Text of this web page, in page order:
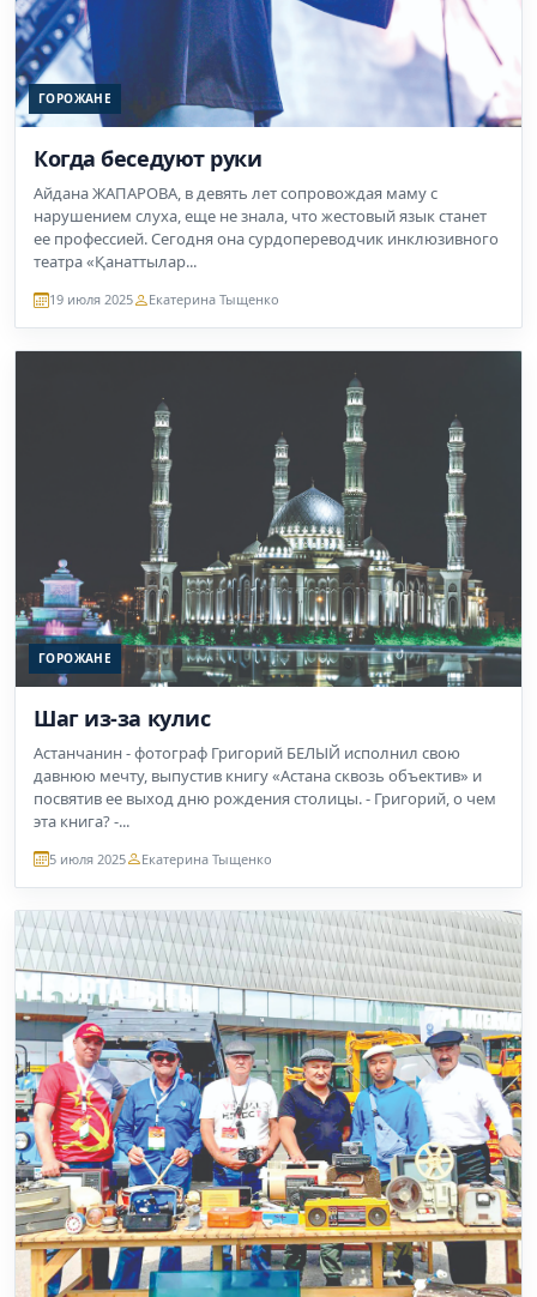
ГОРОЖАНЕ
Когда беседуют руки
Айдана ЖАПАРОВА, в девять лет сопровождая маму с
нарушением слуха, еще не знала, что жестовый язык станет
ее профессией. Сегодня она сурдопереводчик инклюзивного
театра «Қанаттылар...
19 июля 2025 Екатерина Тыщенко
ГОРОЖАНЕ
Шаг из-за кулис
Астанчанин - фотограф Григорий БЕЛЫЙ исполнил свою
давнюю мечту, выпустив книгу «Астана сквозь объектив» и
посвятив ее выход дню рождения столицы. - Григорий, о чем
эта книга? -...
5 июля 2025 Екатерина Тыщенко